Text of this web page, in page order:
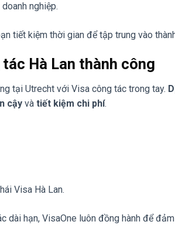
nghiệp.
tiết kiệm thời gian để tập trung vào
Hà Lan thành công
tại Utrecht với Visa công tác trong tay.
cậy và tiết kiệm chi phí.
Visa Hà Lan.
dài hạn, VisaOne luôn đồng hành để